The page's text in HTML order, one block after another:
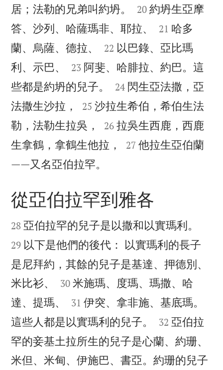
居；法勒的兄弟叫約坍。


20 約坍生亞摩
答、沙列、哈薩瑪非、耶拉、


21 哈多
蘭、烏薩、德拉、


22 以巴錄、亞比瑪
利、示巴、


23 阿斐、哈腓拉、約巴。這
些都是約坍的兒子。


24 閃生亞法撒，亞
法撒生沙拉，


25 沙拉生希伯，希伯生法
勒，法勒生拉吳，


26 拉吳生西鹿，西鹿
生拿鶴，拿鶴生他拉，


27 他拉生亞伯蘭
——又名亞伯拉罕。

從亞伯拉罕到雅各

28 亞伯拉罕的兒子是以撒和以實瑪利。
29 以下是他們的後代： 以實瑪利的長子
是尼拜約，其餘的兒子是基達、押德別、
米比衫、


30 米施瑪、度瑪、瑪撒、哈
達、提瑪、


31 伊突、拿非施、基底瑪。
這些人都是以實瑪利的兒子。


32 亞伯拉
罕的妾基土拉所生的兒子是心蘭、約珊、
米但、米甸、伊施巴、書亞。約珊的兒子